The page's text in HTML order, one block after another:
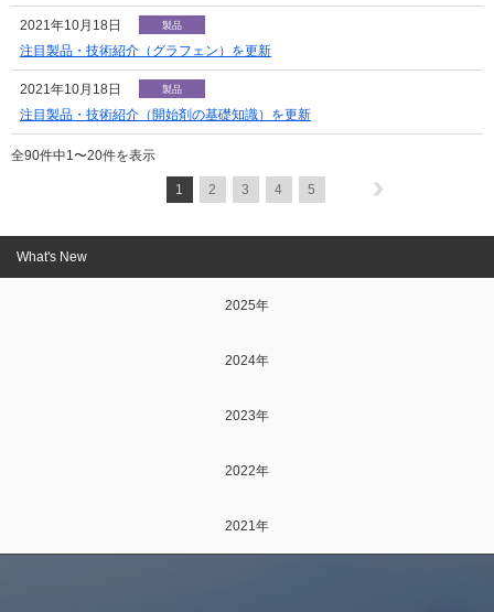
2021年10月18日 製品
注目製品・技術紹介（グラフェン）を更新
2021年10月18日 製品
注目製品・技術紹介（開始剤の基礎知識）を更新
全90件中1〜20件を表示
1 2 3 4 5
What's New
2025年
2024年
2023年
2022年
2021年